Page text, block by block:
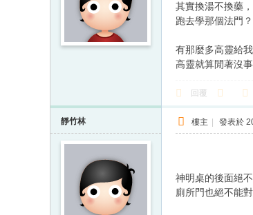
其實換湯不換藥
跑去學那個法門
有那麼多高靈給
高靈就算閒著沒
回覆
靜竹林 樓主 | 發表於
神明桌的後面絕
廁所門也絕不能